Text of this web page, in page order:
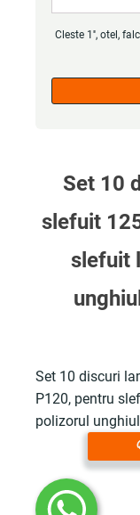
Cleste 1'', otel,
Set 10
slefuit
slefuit
Set 10 discuri
P120, pentru
polizorul